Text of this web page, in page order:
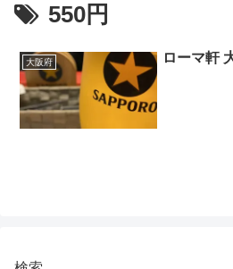
550円
大阪府 ローマ軒